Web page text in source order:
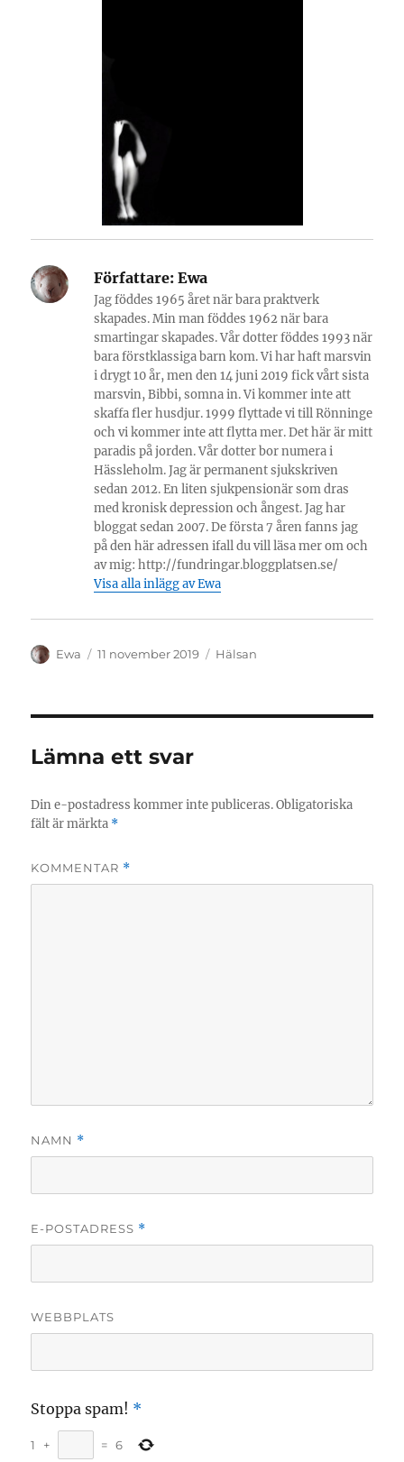
Författare: Ewa
Jag föddes 1965 året när bara praktverk
skapades. Min man föddes 1962 när bara
smartingar skapades. Vår dotter föddes 1993 när
bara förstklassiga barn kom. Vi har haft marsvin
i drygt 10 år, men den 14 juni 2019 fick vårt sista
marsvin, Bibbi, somna in. Vi kommer inte att
skaffa fler husdjur. 1999 flyttade vi till Rönninge
och vi kommer inte att flytta mer. Det här är mitt
paradis på jorden. Vår dotter bor numera i
Hässleholm. Jag är permanent sjukskriven
sedan 2012. En liten sjukpensionär som dras
med kronisk depression och ångest. Jag har
bloggat sedan 2007. De första 7 åren fanns jag
på den här adressen ifall du vill läsa mer om och
av mig: http://fundringar.bloggplatsen.se/
Visa alla inlägg av Ewa
Författare
Ewa
Publicerat
11 november 2019 Kategorier
Hälsan
Lämna ett svar
Din e-postadress kommer inte publiceras. Obligatoriska
fält är märkta *
KOMMENTAR *
NAMN *
E-POSTADRESS *
WEBBPLATS
Stoppa spam! *
1 + = 6